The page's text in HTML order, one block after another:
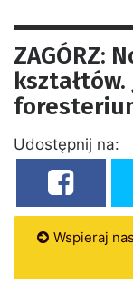
ZAGÓRZ:
Udostępnij na:
Wspieraj